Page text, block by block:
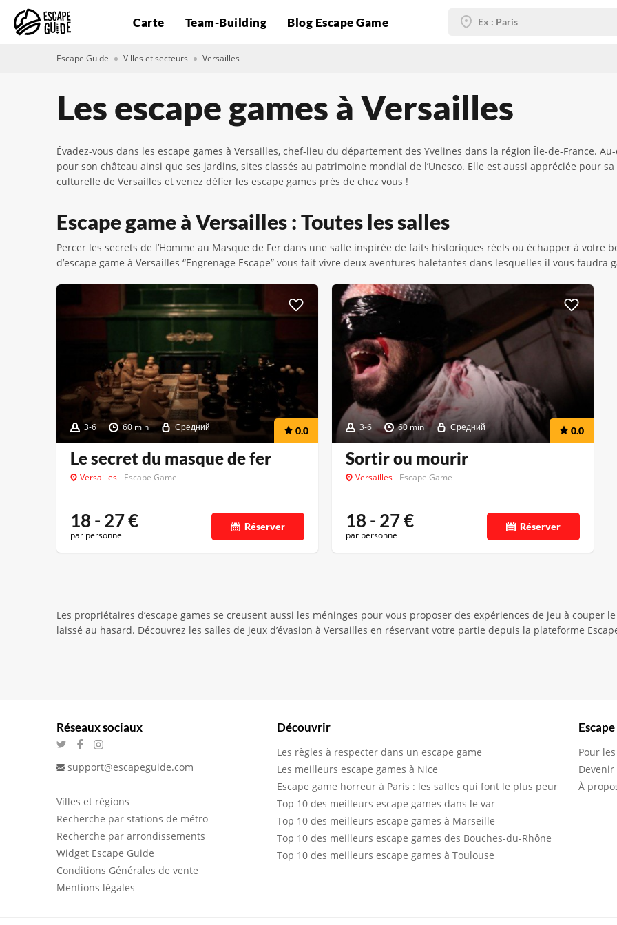
Carte Team-Building Blog Escape Game
Escape Guide Villes et secteurs Versailles
Les escape games à Versailles
Évadez-vous dans les escape games à Versailles, chef-lieu du département des Yvelines dans la région Île-de-France.
pour son château ainsi que ses jardins, sites classés au patrimoine mondial de l’Unesco. Elle est aussi appréciée pour
culturelle de Versailles et venez défier les escape games près de chez vous !
Escape game à Versailles : Toutes les salles
Percer les secrets de l’Homme au Masque de Fer dans une salle inspirée de faits historiques réels ou échapper à votre
d’escape game à Versailles “Engrenage Escape” vous fait vivre deux aventures haletantes dans lesquelles il vous
3-6 60 min Средний 0.0
Le secret du masque de fer
Versailles Escape Game
18 - 27€
par personne
Réserver
3-6 60 min Средний 0.0
Sortir ou mourir
Versailles Escape Game
18 - 27€
par personne
Réserver
Les propriétaires d’escape games se creusent aussi les méninges pour vous proposer des expériences de jeu à couper
laissé au hasard. Découvrez les salles de jeux d’évasion à Versailles en réservant votre partie depuis la plateforme
Réseaux sociaux
support@escapeguide.com
Villes et régions
Recherche par stations de métro
Recherche par arrondissements
Widget Escape Guide
Conditions Générales de vente
Mentions légales
Découvrir
Les règles à respecter dans un escape game
Les meilleurs escape games à Nice
Escape game horreur à Paris : les salles qui font le plus peur
Top 10 des meilleurs escape games dans le var
Top 10 des meilleurs escape games à Marseille
Top 10 des meilleurs escape games des Bouches-du-Rhône
Top 10 des meilleurs escape games à Toulouse
Pour
À